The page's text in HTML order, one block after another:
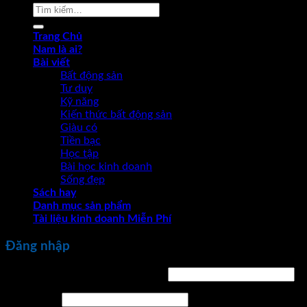
Tìm
Trang Chủ
Nam là ai?
Bài viết
Bất động sản
Tư duy
Kỹ năng
Kiến thức bất động sản
Giàu có
Tiền bạc
Học tập
Bài học kinh doanh
Sống đẹp
Sách hay
Danh mục sản phẩm
Tài liệu kinh doanh Miễn Phí
Đăng nhập
buộc